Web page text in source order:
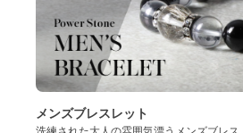
メンズブレスレット